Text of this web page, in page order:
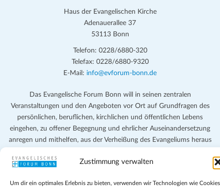
Zustimmung verwalten
Um dir ein optimales Erlebnis zu bieten, verwenden wir Technologien wie
Haus der Evangelischen Kirche
Adenauerallee 37
53113 Bonn
Telefon: 0228/6880-320
Telefax: 0228/6880-9320
E-Mail: info@evforum-bonn.de
Das Evangelische Forum Bonn will in seinen zentralen
Veranstaltungen und den Angeboten vor Ort auf Grundfragen des
persönlichen, beruflichen, kirchlichen und öffentlichen Lebens
eingehen, zu offener Begegnung und ehrlicher Auseinandersetzung
anregen und mithelfen, aus der Verheißung des Evangeliums heraus
denken, zu reden und zu handeln.
Impressum